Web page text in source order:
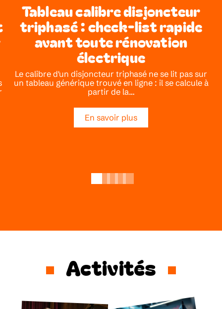
Tableau calibre disjoncteur
triphasé : check-list rapide
avant toute rénovation
électrique
Le calibre d'un disjoncteur triphasé ne se lit pas sur
un tableau générique trouvé en ligne : il se calcule à
partir de la…
En savoir plus
Activités